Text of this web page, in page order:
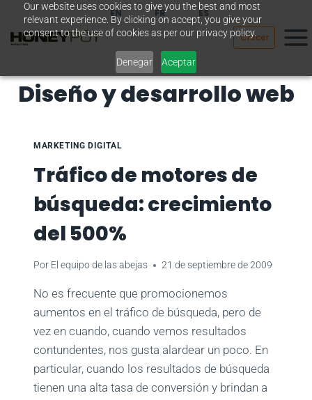
Our website uses cookies to give you the best and most
relevant experience. By clicking on accept, you give your
consent to the use of cookies as per our privacy policy.
Denegar Aceptar
Saltar
contenido
EN FR ES
Crecer
Diseño y desarrollo web
MARKETING DIGITAL
Tráfico de motores de
búsqueda: crecimiento
del 500%
Por El equipo de las abejas 21 de septiembre de 2009
No es frecuente que promocionemos
aumentos en el tráfico de búsqueda, pero de
vez en cuando, cuando vemos resultados
contundentes, nos gusta alardear un poco. En
particular, cuando los resultados de búsqueda
tienen una alta tasa de conversión y brindan a